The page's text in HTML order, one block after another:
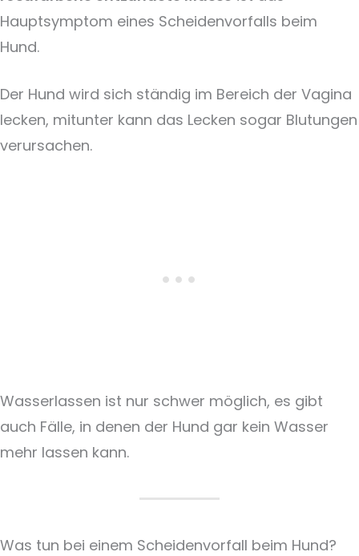
Hauptsymptom eines Scheidenvorfalls beim
Hund.
Der Hund wird sich ständig im Bereich der Vagina
lecken, mitunter kann das Lecken sogar Blutungen
verursachen.
Wasserlassen ist nur schwer möglich, es gibt
auch Fälle, in denen der Hund gar kein Wasser
mehr lassen kann.
Was tun bei einem Scheidenvorfall beim Hund?